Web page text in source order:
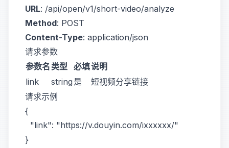
URL: /api/open/v1/short-video/analyze
Method: POST
Content-Type: application/json
请求参数
参数名类型 必填说明
link
string 是
短视频分享链接
请求示例
{
  "link": "https://v.douyin.com/ixxxxxx/"